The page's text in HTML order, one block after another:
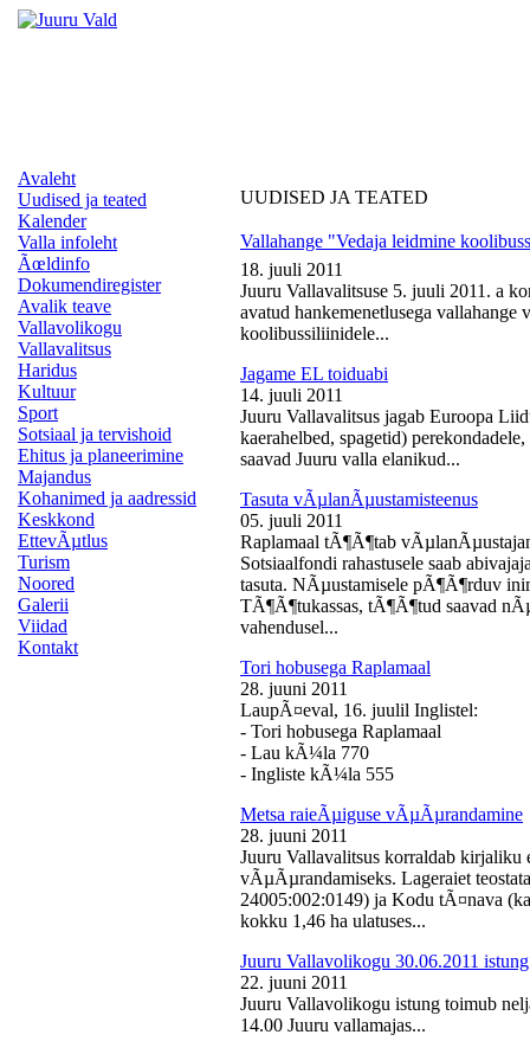
Avaleht
Uudised ja teated
Kalender
Valla infoleht
Ãœldinfo
Dokumendiregister
Avalik teave
Vallavolikogu
Vallavalitsus
Haridus
Kultuur
Sport
Sotsiaal ja tervishoid
Ehitus ja planeerimine
Majandus
Kohanimed ja aadressid
Keskkond
EttevÃµtlus
Turism
Noored
Galerii
Viidad
Kontakt
UUDISED JA TEATED
Vallahange "Vedaja leidmine
18. juuli 2011
Juuru Vallavalitsuse 5. juuli 2011. a
avatud hankemenetlusega vallahange
koolibussiliinidele...
Jagame EL toiduabi
14. juuli 2011
Juuru Vallavalitsus jagab Euroopa
kaerahelbed, spagetid)
saavad Juuru valla elanikud...
Tasuta vÃµlanÃµustamisteenus
05. juuli 2011
Raplamaal tÃ¶Ã¶tab
Sotsiaalfondi rahastusele saab
tasuta. NÃµustamisele pÃ¶Ã¶rduv
TÃ¶Ã¶tukassas, tÃ¶Ã¶tud saavad
vahendusel...
Tori hobusega Raplamaal
28. juuni 2011
LaupÃ¤eval, 16. juulil Inglistel:
- Tori hobusega Raplamaal
- Lau kÃ¼la 770
- Ingliste kÃ¼la 555
Metsa raieÃµiguse vÃµÃµrandamine
28. juuni 2011
Juuru Vallavalitsus korraldab kirjaliku
vÃµÃµrandamiseks. Lageraiet
24005:002:0149) ja Kodu tÃ¤nava
kokku 1,46 ha ulatuses...
Juuru Vallavolikogu 30.06.2011 istung
22. juuni 2011
Juuru Vallavolikogu istung toimub
14.00 Juuru vallamajas...